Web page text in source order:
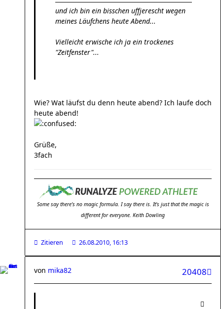
und ich bin ein bisschen uffjerescht wegen
meines Läufchens heute Abend...
Vielleicht erwische ich ja ein trockenes
"Zeitfenster"...
Wie? Wat läufst du denn heute abend? Ich laufe doch
heute abend!
Grüße,
3fach
Some say there's no magic formula. I say there is. It's just that the magic is
different for everyone. Keith Dowling
Zitieren 26.08.2010, 16:13
20408
von mika82